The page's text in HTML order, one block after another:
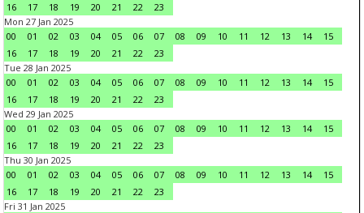
16
17 18 19 20 21 22
23
Mon 27 Jan 2025
00
01 02 03 04 05 06 07 08 09 10 11 12 13 14
15
16
17 18 19 20 21 22
23
Tue 28 Jan 2025
00
01 02 03 04 05 06 07 08 09 10 11 12 13 14
15
16
17 18 19 20 21 22
23
Wed 29 Jan 2025
00
01 02 03 04 05 06 07 08 09 10 11 12 13 14
15
16
17 18 19 20 21 22
23
Thu 30 Jan 2025
00
01 02 03 04 05 06 07 08 09 10 11 12 13 14
15
16
17 18 19 20 21 22
23
Fri 31 Jan 2025